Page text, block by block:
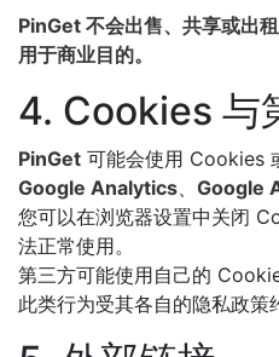
PinGet 不会出售、共享或出
用于商业目的。
4. Cookies 与
PinGet 可能会使用 Cookies
Google Analytics、 Google
您可以在浏览器设置中关闭
法正常使用。
第三方可能使用自己的
此类行为受其各自的隐私政策